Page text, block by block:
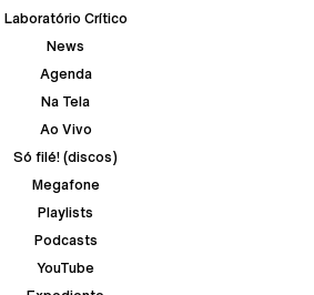
Laboratório Crítico
News
Agenda
Na Tela
Ao Vivo
Só filé! (discos)
Megafone
Playlists
Podcasts
YouTube